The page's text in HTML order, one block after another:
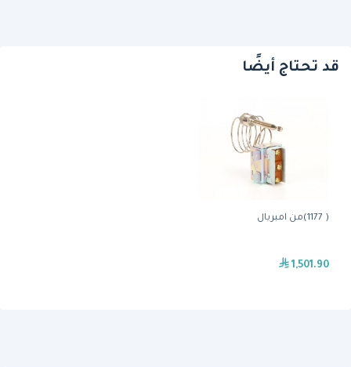
قد تحتاج أيضًا
( 1177)من امبريال
1,501.90